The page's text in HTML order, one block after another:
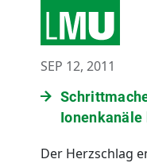
SEP 12, 2011
Der Herzschlag